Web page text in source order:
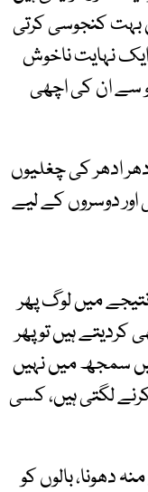
بہت کنجوسی کرتی
نہایت ناخوش
سے ان کی اچھی
ادھر کی چغلیوں
اور دوسروں کے لیے
میں لوگ پھر
کردیتے ہیں تو پھر
سمجھ میں نہیں
لگتی ہیں، کسی
دھونا، بالوں کو